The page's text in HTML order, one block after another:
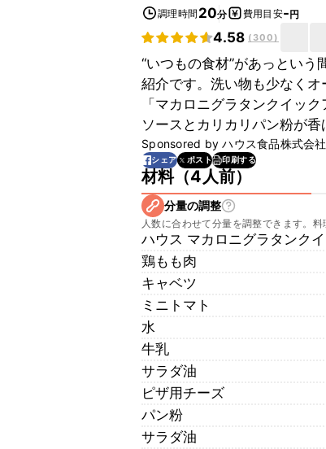
調理時間 20分 費用目安-円
4.58 ( 300)
“いつもの食材”があっとい
紹介です。洗い物も少なくオ
「マカロニグラタンクイッ
ソースとカリカリパン粉が
Sponsored byハウス食品株式会社
シェア ポスト 印刷する
材料（4人前）
分量の調整
人数に合わせて分量を調整できます。
ハウス マカロニグラタンク
鶏もも肉
キャベツ
ミニトマト
水
牛乳
サラダ油
ピザ用チーズ
パン粉
サラダ油